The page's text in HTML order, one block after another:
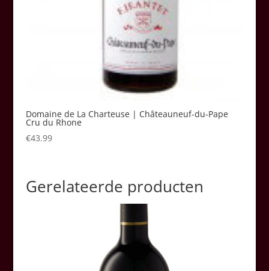
Domaine de La Charteuse | Châteauneuf-du-Pape
Cru du Rhone
€43.99
Gerelateerde producten